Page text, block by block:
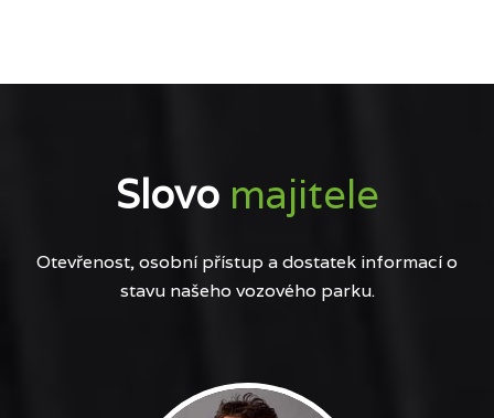
Slovo majitele
Otevřenost, osobní přístup a dostatek informací o
stavu našeho vozového parku.